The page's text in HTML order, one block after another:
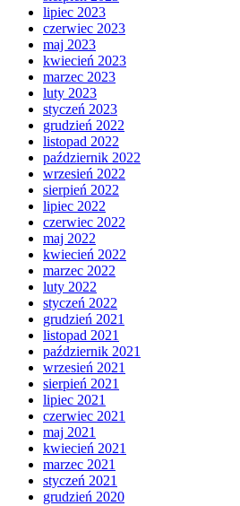
lipiec 2023
czerwiec 2023
maj 2023
kwiecień 2023
marzec 2023
luty 2023
styczeń 2023
grudzień 2022
listopad 2022
październik 2022
wrzesień 2022
sierpień 2022
lipiec 2022
czerwiec 2022
maj 2022
kwiecień 2022
marzec 2022
luty 2022
styczeń 2022
grudzień 2021
listopad 2021
październik 2021
wrzesień 2021
sierpień 2021
lipiec 2021
czerwiec 2021
maj 2021
kwiecień 2021
marzec 2021
styczeń 2021
grudzień 2020